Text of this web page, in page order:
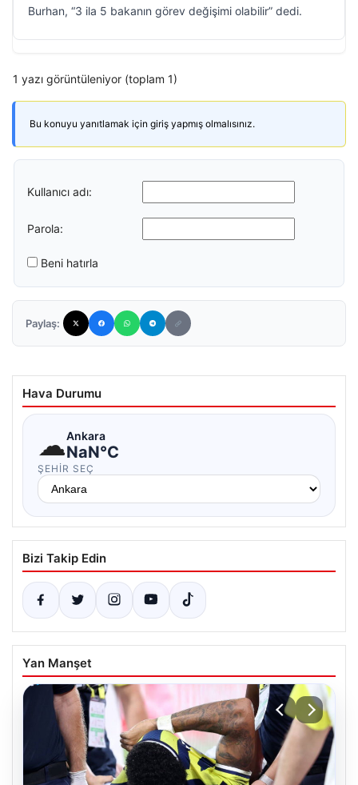
Burhan, “3 ila 5 bakanın görev değişimi olabilir” dedi.
1 yazı görüntüleniyor (toplam 1)
Bu konuyu yanıtlamak için giriş yapmış olmalısınız.
Kullanıcı adı:
Parola:
Beni hatırla
Paylaş:
Hava Durumu
☁Ankara
NaN°C
ŞEHIR SEÇ
Bizi Takip Edin
Yan Manşet